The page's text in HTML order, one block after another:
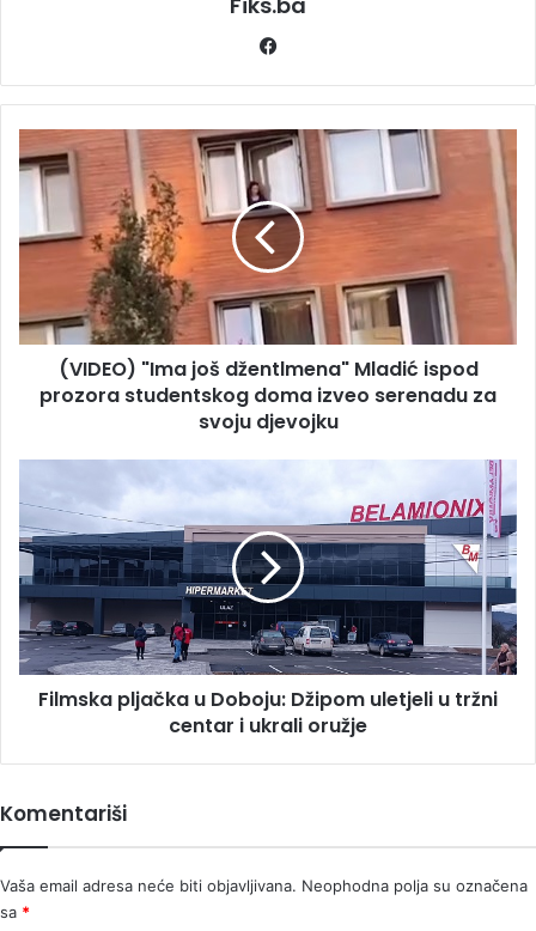
(VIDEO) "Ima
još
džentlmena"
Mladić
ispod
studentskog
doma
izveo
serenadu(VIDEO) "Ima još džentlmena" Mladić ispod
prozora studentskog doma izveo serenadu za
svoju djevojku
u
Doboju:
Džipom
uletjeli
u
tržni
centar
Filmska pljačka u Doboju: Džipom uletjeli u tržni
centar i ukrali oružje
Komentariši
Vaša email adresa neće biti objavljivana. Neophodna polja su označena
sa *